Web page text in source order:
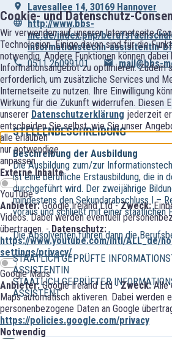
Cookie- und Datenschutz-
Wir verwenden auf unserer Internetseite
Technologien. Einige davon sind für die
notwendig. Andere Funktionen können dabei
Informationsangebot zu optimieren. Zudem
erforderlich, um zusätzliche Services und
Internetseite zu nutzen. Ihre Einwilligung
Wirkung für die Zukunft widerrufen. Diesen
unserer Datenschutzerklärung jederzeit
entscheiden Sie selbst, wie Sie unser
alle erlauben
nur notwendige
anpassen
Externe Inhalte
YouTube
Anbieter:Google Ireland Ltd -Zweck:
Videos. Dabei werden eventuell
übertragen. - Datenschutz:
https://www.youtube.com/intl/ALL_de/
settings/privacy/
Google Maps
Anbieter:Google Ireland Ltd -Zweck:Alle
Maps automatisch aktiveren. Dabei werden
personenbezogene Daten an Google
https://policies.google.com/privacy
Notwendig
Lavesallee 14, 30169 Hannover
http://www.bbs-
me.de/index.php/
informationstechn-assisitentin-
0511 26099101
mail@bbs-
STELLENBESCHREIBUNG
Beschreibung der Ausbildung
Die Ausbildung zum/zur
ist eine berufliche Erstausbildung, die in
durchgeführt wird. Der zweijährige
mindestens den Sekundarabschluss I –
voraus und schließt mit einer staatlichen
Die Absolventen führen dann die
STAATLICH GEPRÜFTE
ASSISTENTIN
STAATLICH GEPRÜFTER
ASSISTENT